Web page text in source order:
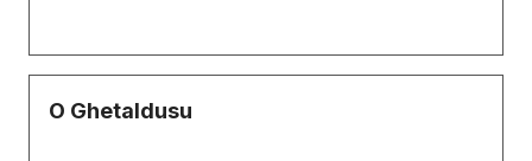
O Ghetaldusu